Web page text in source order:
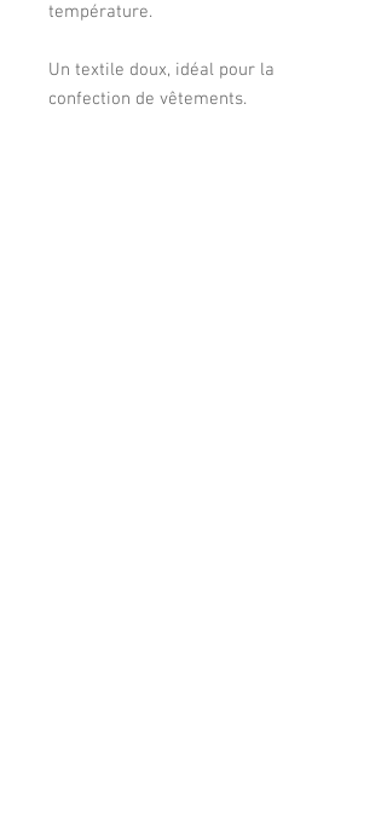
température.
Un textile doux, idéal pour la
confection de vêtements.